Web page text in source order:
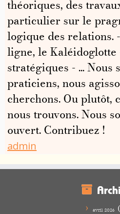
théoriques, des
particulier sur le
logique des relations.
ligne, le
stratégiques - ... Nous
praticiens, nous
cherchons. Ou plutôt,
nous trouvons. Nous
ouvert. Contribuez !
admin
avril 2026